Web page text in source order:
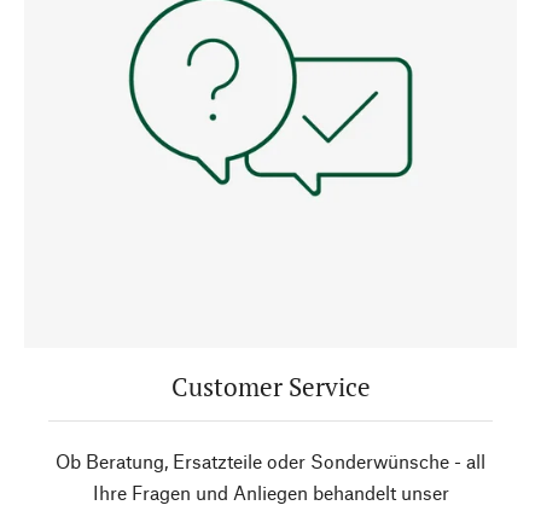
Customer Service
Ob Beratung, Ersatzteile oder Sonderwünsche - all
Ihre Fragen und Anliegen behandelt unser